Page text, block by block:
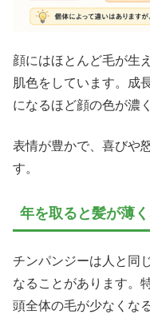
顔にはほとんど毛が生
肌色をしています。成
になるほど顔の色が濃
表情が豊かで、喜びや
す。
年を取ると髪が薄
チンパンジーは人と同
なることがあります。
頭全体の毛が少なくな